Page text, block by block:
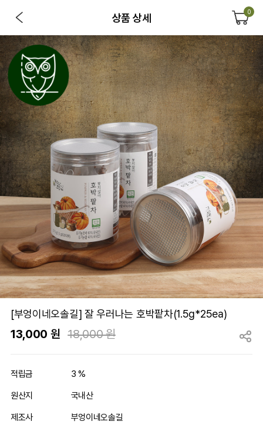
상품 상세 0
[부엉이네오솔길] 잘 우러나는 호박팥차(1.5g*25ea)
13,000 원 18,000 원
적립금 3 %
원산지 국내산
제조사 부엉이네오솔길